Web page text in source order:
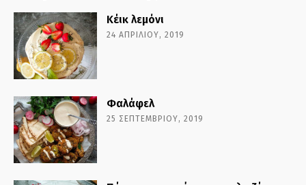
Κέικ λεμόνι
24 ΑΠΡΙΛΊΟΥ, 2019
Φαλάφελ
25 ΣΕΠΤΕΜΒΡΊΟΥ, 2019